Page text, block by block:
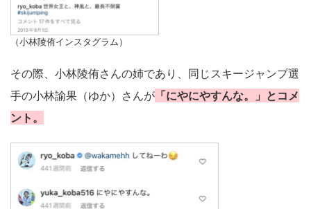
（小林陵侑インスタグラム）
その際、小林陵侑さんの姉であり、同じスキージャンプ選
手の小林諭果（ゆか）さんが 「にやにやすんな。」とコメ
ント。